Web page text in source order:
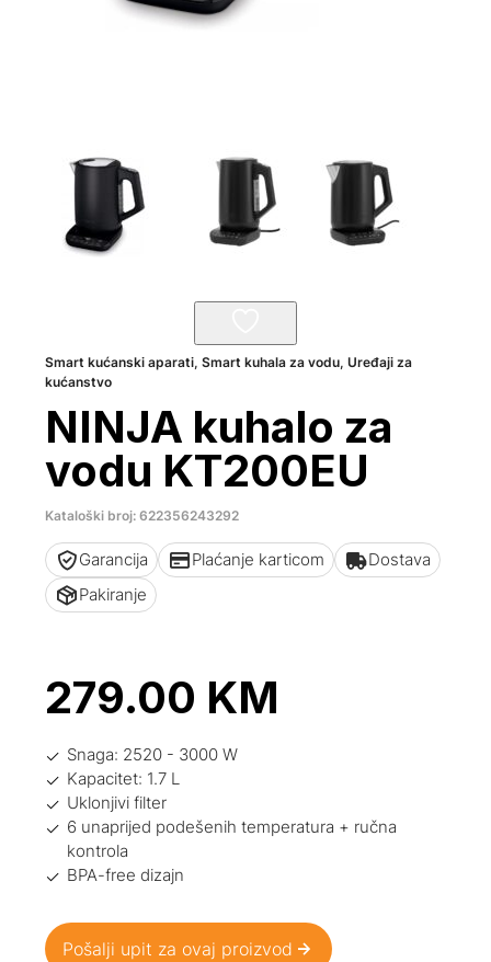
Smart kućanski aparati,Smart kuhala za vodu,Uređaji za
kućanstvo
NINJA kuhalo za
vodu KT200EU
Kataloški broj: 622356243292
Garancija Plaćanje karticom
Dostava
Pakiranje
279.00 KM
Snaga: 2520 - 3000 W
Kapacitet: 1.7 L
Uklonjivi filter
6 unaprijed podešenih temperatura + ručna
kontrola
BPA-free dizajn
Pošalji upit za ovaj proizvod